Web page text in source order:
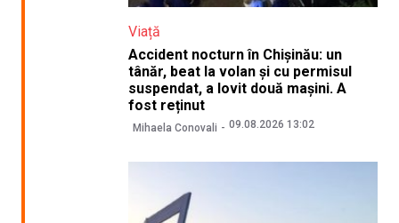
Viață
Accident nocturn în Chișinău: un
tânăr, beat la volan și cu permisul
suspendat, a lovit două mașini. A
fost reținut
Mihaela Conovali 09.08.2026 13:02